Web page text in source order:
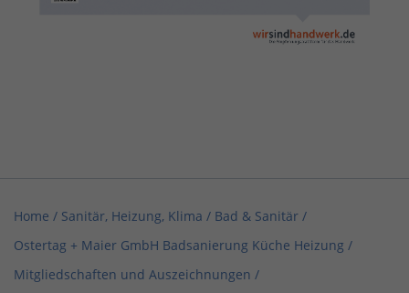
Home / Sanitär, Heizung, Klima / Bad & Sanitär /
Ostertag + Maier GmbH Badsanierung Küche Heizung /
Mitgliedschaften und Auszeichnungen /